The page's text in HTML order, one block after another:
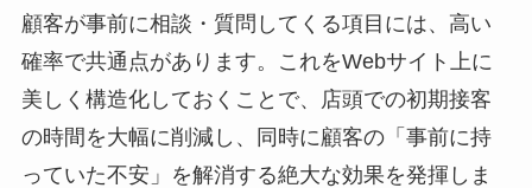
顧客が事前に相談・質問してくる項目には、高い
確率で共通点があります。これをWebサイト上に
美しく構造化しておくことで、店頭での初期接客
の時間を大幅に削減し、同時に顧客の「事前に持
っていた不安」を解消する絶大な効果を発揮しま